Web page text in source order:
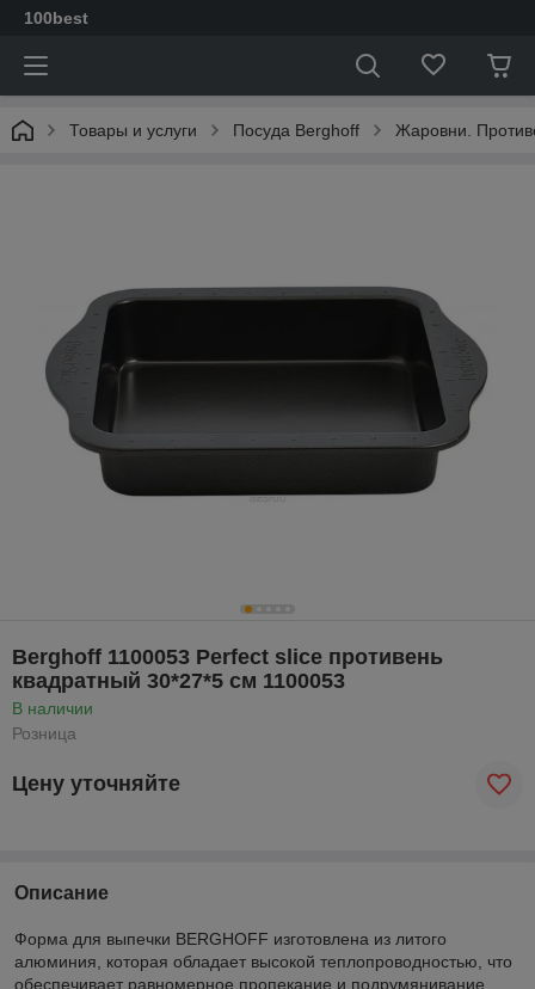
100best
Товары и услуги Посуда Berghoff Жаровни.
Berghoff 1100053 Perfect slice противень
квадратный 30*27*5 см 1100053
В наличии
Розница
Цену уточняйте
Описание
Форма для выпечки BERGHOFF изготовлена из литого
алюминия, которая обладает высокой теплопроводностью, что
обеспечивает равномерное пропекание и подрумянивание